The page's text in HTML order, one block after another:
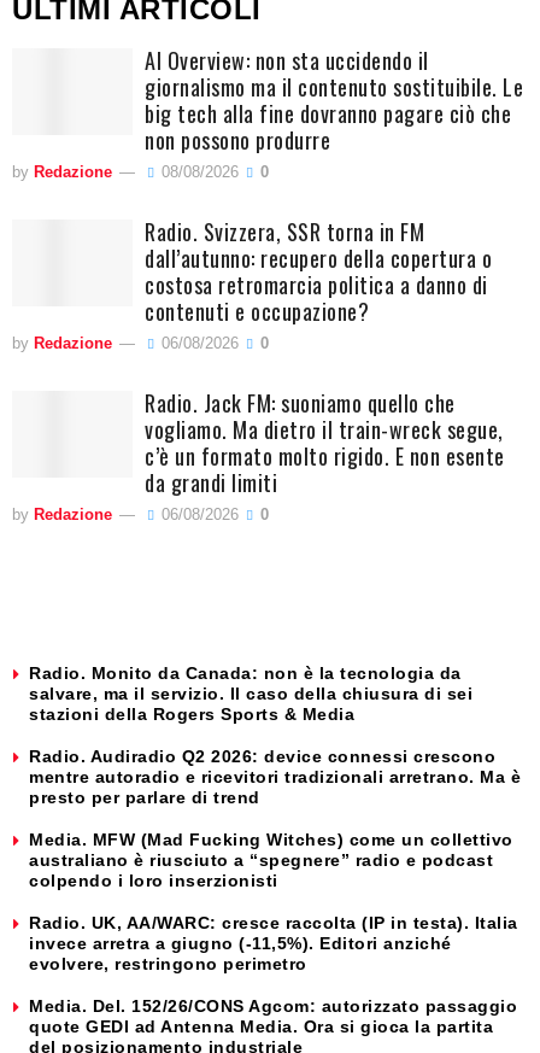
ULTIMI ARTICOLI
AI Overview: non sta uccidendo il
giornalismo ma il contenuto sostituibile. Le
big tech alla fine dovranno pagare ciò che
non possono produrre
by Redazione 08/08/2026 0
Radio. Svizzera, SSR torna in FM
dall’autunno: recupero della copertura o
costosa retromarcia politica a danno di
contenuti e occupazione?
by Redazione 06/08/2026 0
Radio. Jack FM: suoniamo quello che
vogliamo. Ma dietro il train-wreck segue,
c’è un formato molto rigido. E non esente
da grandi limiti
by Redazione 06/08/2026 0
Radio. Monito da Canada: non è la tecnologia da
salvare, ma il servizio. Il caso della chiusura di sei
stazioni della Rogers Sports & Media
Radio. Audiradio Q2 2026: device connessi crescono
mentre autoradio e ricevitori tradizionali arretrano. Ma è
presto per parlare di trend
Media. MFW (Mad Fucking Witches) come un collettivo
australiano è riusciuto a “spegnere” radio e podcast
colpendo i loro inserzionisti
Radio. UK, AA/WARC: cresce raccolta (IP in testa). Italia
invece arretra a giugno (-11,5%). Editori anziché
evolvere, restringono perimetro
Media. Del. 152/26/CONS Agcom: autorizzato passaggio
quote GEDI ad Antenna Media. Ora si gioca la partita
del posizionamento industriale